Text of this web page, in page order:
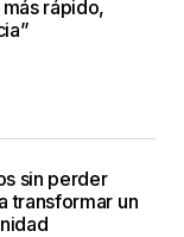
rápido,
sin perder
transformar un